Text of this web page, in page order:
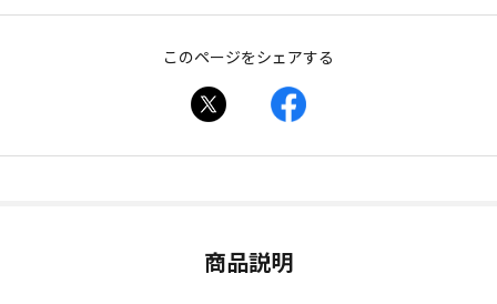
このページをシェアする
商品説明